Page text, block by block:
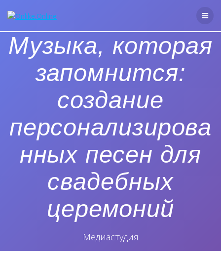
Музыка, которая
запомнится:
создание
персонализирова
нных песен для
свадебных
церемоний
Медиастудия